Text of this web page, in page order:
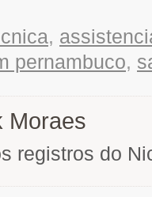
,
pernambuco,
Moraes
registros do